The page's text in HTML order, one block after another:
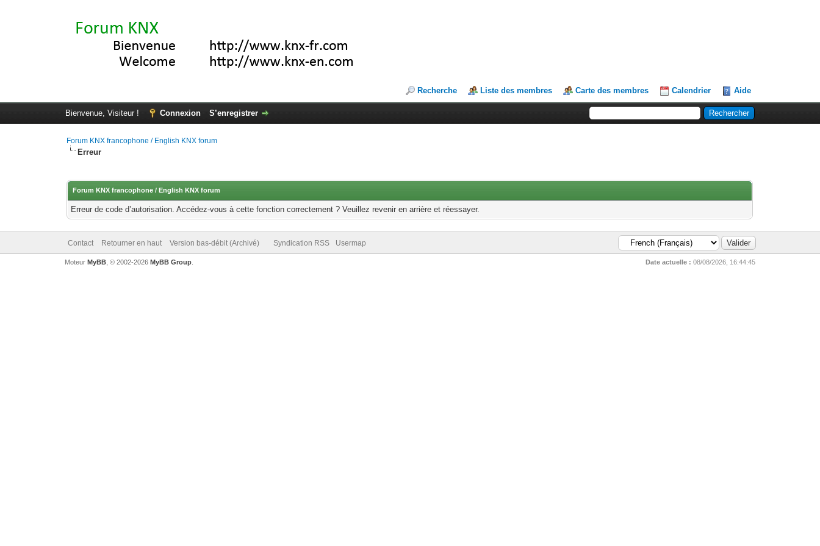
Recherche Liste des membres Carte des membres Calendrier Aide
Bienvenue, Visiteur ! Connexion S’enregistrer
Forum KNX francophone / English KNX forum
Erreur
Forum KNX francophone / English KNX forum
Erreur de code d’autorisation. Accédez-vous à cette fonction correctement ? Veuillez revenir en arrière et réessayer.
Contact Retourner en haut Version bas-débit (Archivé) Syndication RSS Usermap
Date actuelle : 08/08/2026, 16:44:45
Moteur MyBB, © 2002-2026 MyBB Group.